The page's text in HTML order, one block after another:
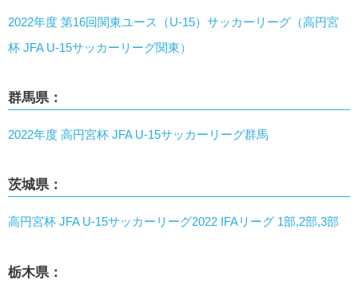
2022年度 第16回関東ユース（U-15）サッカーリーグ（⾼円宮
杯 JFA U-15サッカーリーグ関東）
群馬県：
2022年度 高円宮杯 JFA U-15サッカーリーグ群馬
茨城県：
高円宮杯 JFA U-15サッカーリーグ2022 IFAリーグ 1部,2部,3部
栃木県：